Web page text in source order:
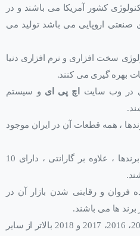
کشور آمریکا می باشند و در
اروپایی می باشد تولید می
سخت افزاری و نرم افزاری دنیا
بهره گیری می کنند.
در وب سایت اچ پی ای و سیستم
، همه قطعات آن در ایران موجود
، بر خلاف سایر برندها ، علاوه بر گارانتی ، دارای 10
فروان و رقابتی شدن بازار آن در
برند ها می باشند.
، در سال های 2015، 2016، 2017 و 2018 بالاتر از سایر